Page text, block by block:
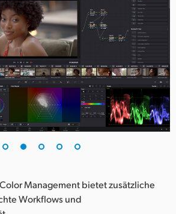
Management bietet zusätzliche
Workflows und